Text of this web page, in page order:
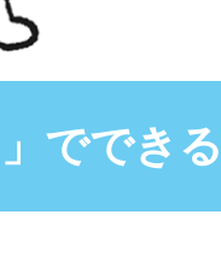
ででき